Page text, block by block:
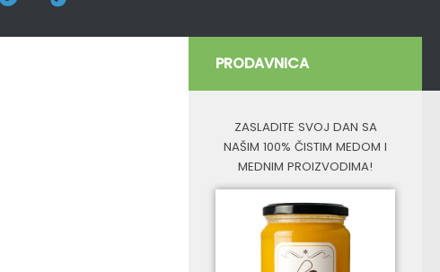
PRODAVNICA
ZASLADITE SVOJ DAN SA
NAŠIM 100% ČISTIM MEDOM I
MEDNIM PROIZVODIMA!